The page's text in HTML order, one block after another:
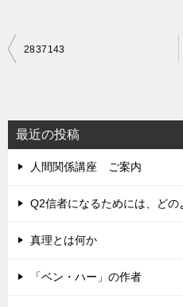
投
ビ
ゲ
ー
シ
2837143
最近の投稿
人間関係講座 ご案内
Q2信者になるためには、どの
真理とは何か
「ベン・ハー」の作者